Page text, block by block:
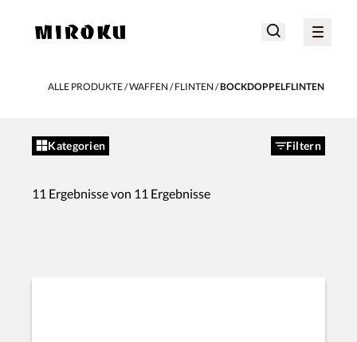
ALLE PRODUKTE WAFFEN FLINTEN BOCKDOPPELFLINTEN
Kategorien Filtern
11 Ergebnisse von 11 Ergebnisse